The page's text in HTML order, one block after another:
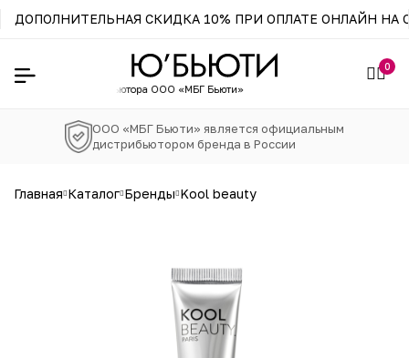
ДОПОЛНИТЕЛЬНАЯ СКИДКА 10% ПРИ ОПЛАТЕ ОНЛАЙН НА
дистрибьютора ООО «МБГ Бьюти»
0
ООО «МБГ Бьюти» является официальным
дистрибьютором бренда в России
главная каталог бренды kool beauty